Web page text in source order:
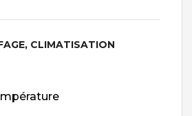
CLIMATISATION